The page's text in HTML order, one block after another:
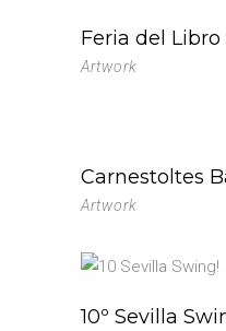
Feria del Libro
Artwork
Carnestoltes
Artwork
10º Sevilla